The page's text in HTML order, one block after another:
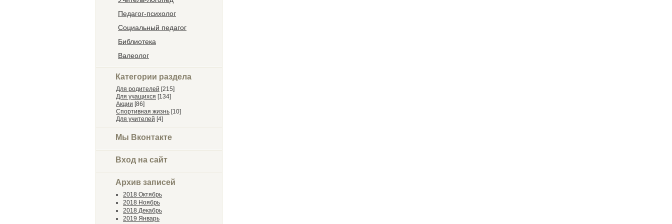
Педагог-психолог
Социальный педагог
Библиотека
Валеолог
Категории раздела
Для родителей [215]
Для учащихся [134]
Акции [86]
Спортивная жизнь [10]
Для учителей [4]
Мы Вконтакте
Вход на сайт
Архив записей
2018 Октябрь
2018 Ноябрь
2018 Декабрь
2019 Январь